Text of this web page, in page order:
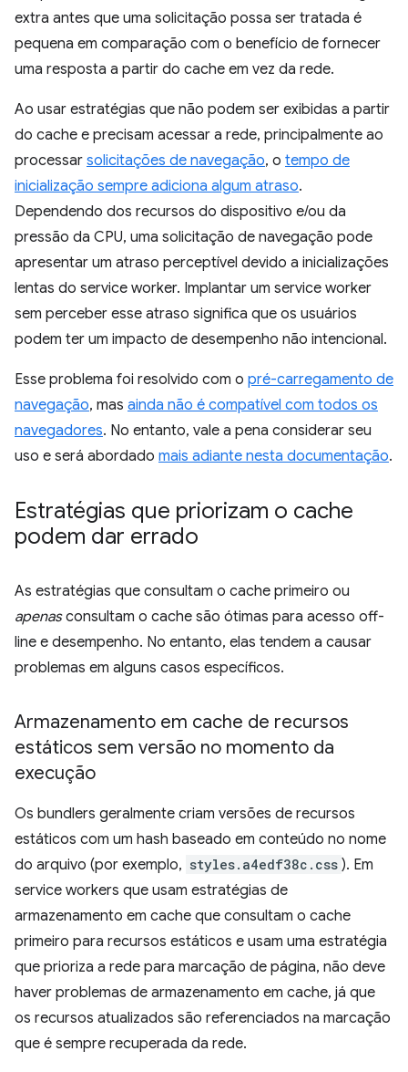
extra antes que uma solicitação possa ser tratada é
pequena em comparação com o benefício de fornecer
uma resposta a partir do cache em vez da rede.
Ao usar estratégias que não podem ser exibidas a partir
do cache e precisam acessar a rede, principalmente ao
processar solicitações de navegação, o tempo de
inicialização sempre adiciona algum atraso.
Dependendo dos recursos do dispositivo e/ou da
pressão da CPU, uma solicitação de navegação pode
apresentar um atraso perceptível devido a inicializações
lentas do service worker. Implantar um service worker
sem perceber esse atraso significa que os usuários
podem ter um impacto de desempenho não intencional.
Esse problema foi resolvido com o pré-carregamento de
navegação, mas ainda não é compatível com todos os
navegadores. No entanto, vale a pena considerar seu
uso e será abordado mais adiante nesta documentação.
Estratégias que priorizam o cache
podem dar errado
As estratégias que consultam o cache primeiro ou
apenasconsultam o cache são ótimas para acesso off-
line e desempenho. No entanto, elas tendem a causar
problemas em alguns casos específicos.
Armazenamento em cache de recursos
estáticos sem versão no momento da
execução
Os bundlers geralmente criam versões de recursos
estáticos com um hash baseado em conteúdo no nome
do arquivo (por exemplo, styles.a4edf38c.css ). Em
service workers que usam estratégias de
armazenamento em cache que consultam o cache
primeiro para recursos estáticos e usam uma estratégia
que prioriza a rede para marcação de página, não deve
haver problemas de armazenamento em cache, já que
os recursos atualizados são referenciados na marcação
que é sempre recuperada da rede.